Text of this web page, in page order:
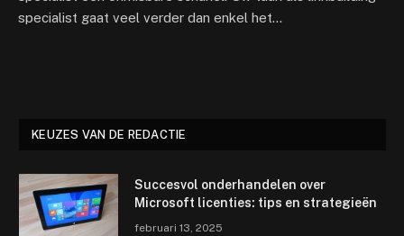
specialist gaat veel verder dan enkel het…
KEUZES VAN DE REDACTIE
Succesvol onderhandelen over
Microsoft licenties: tips en strategieën
februari 13, 2025